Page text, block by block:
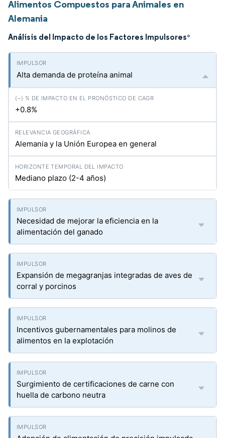
Alimentos Compuestos para Animales en
Alemania
Análisis del Impacto de los Factores Impulsores*
Alta demanda de proteína animal
+0.8%
Alemania y la Unión Europea en general
Mediano plazo (2-4 años)
Necesidad de mejorar la eficiencia en la
alimentación del ganado
Expansión de megagranjas integradas de aves de
corral y porcinos
Incentivos gubernamentales para molinos de
alimentos en la explotación
Surgimiento de certificaciones de carne con
huella de carbono neutra